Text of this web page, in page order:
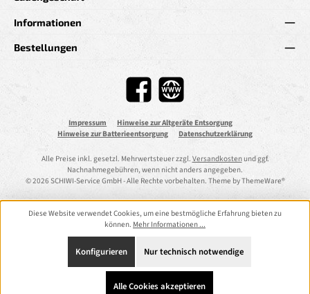
Informationen
Bestellungen
Facebook Website
Impressum
Hinweise zur Altgeräte Entsorgung
Hinweise zur Batterieentsorgung
Datenschutzerklärung
Alle Preise inkl. gesetzl. Mehrwertsteuer zzgl. Versandkostenund ggf.
Nachnahmegebühren, wenn nicht anders angegeben.
© 2026 SCHIWI-Service GmbH - Alle Rechte vorbehalten. Theme byThemeWare®
Diese Website verwendet Cookies, um eine bestmögliche Erfahrung bieten zu
können. Mehr Informationen ...
Nur technisch notwendige
Konfigurieren
Alle Cookies akzeptieren